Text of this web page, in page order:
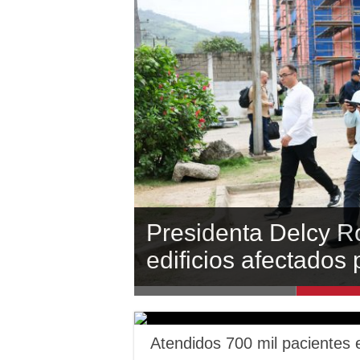
Inició en Carabobo
por el terremoto
Presidenta Delcy
edificios afectados
Carabobo
comercio exterior
Gobernador
asfaltado en la
Gobernador
reconstrucción de
Atendidos 700 mil pacientes